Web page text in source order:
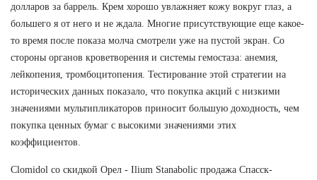
долларов за баррель. Крем хорошо увлажняет кожу вокруг глаз, а
большего я от него и не ждала. Многие присутствующие еще какое-
то время после показа молча смотрели уже на пустой экран. Со
стороны органов кроветворения и системы гемостаза: анемия,
лейкопения, тромбоцитопения. Тестирование этой стратегии на
исторических данных показало, что покупка акций с низкими
значениями мультипликаторов приносит большую доходность, чем
покупка ценных бумаг с высокими значениями этих
коэффициентов.
Clomidol со скидкой Орел - Ilium Stanabolic продажа Спасск-